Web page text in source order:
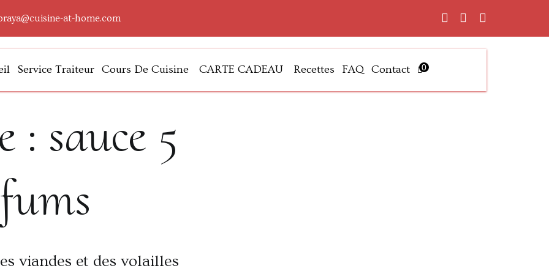
at-home.com
Service Traiteur Cours De Cuisine CARTE CADEAU Recettes FAQ Contact 0
: sauce 5